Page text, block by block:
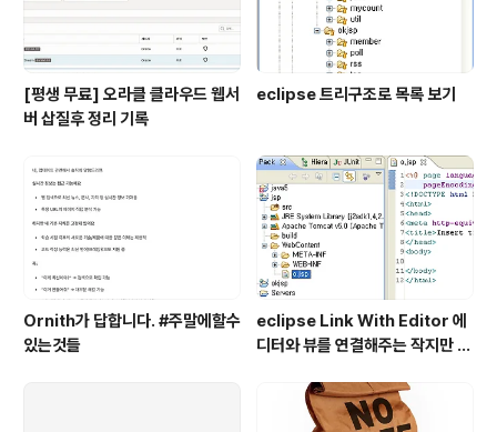
[평생 무료] 오라클 클라우드 웹서
버 삽질후 정리 기록
eclipse 트리구조로 목록 보기
Ornith가 답합니다. #주말에할수
있는것들
eclipse Link With Editor 에
디터와 뷰를 연결해주는 작지만 큰